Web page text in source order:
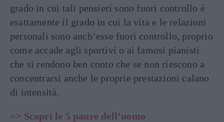
grado in cui tali pensieri sono fuori controllo è
esattamente il grado in cui la vita e le relazioni
personali sono anch’esse fuori controllo, proprio
come accade agli sportivi o ai famosi pianisti
che si rendono ben conto che se non riescono a
concentrarsi anche le proprie prestazioni calano
di intensità.
=> Scopri le 5 paure dell’uomo